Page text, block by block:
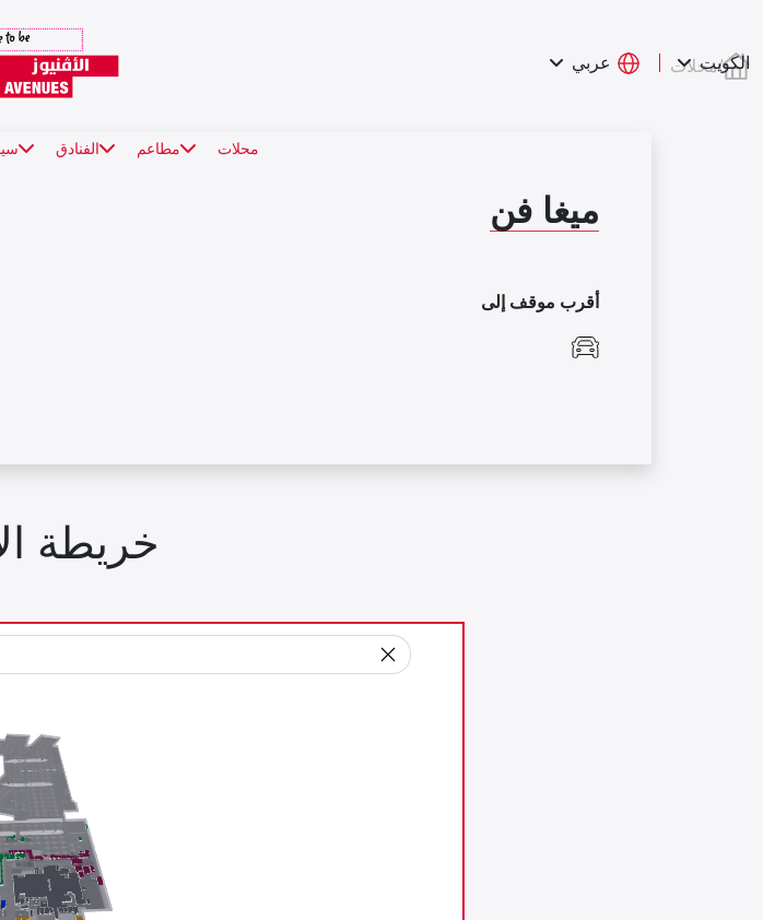
الكويت عربي
محلات مطاعم الفنادق
/محلات
ميغا فن
أقرب موقف إلى
خريطة